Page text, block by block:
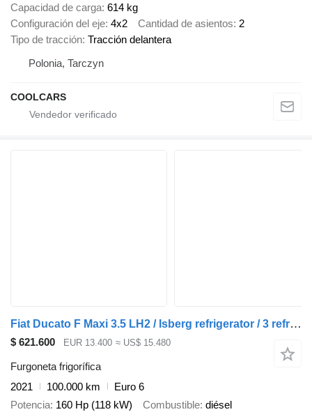
Capacidad de carga 614 kg
Configuración del eje 4x2 Cantidad de asientos 2
Tipo de tracción Tracción delantera
Polonia, Tarczyn
COOLCARS
Fiat Ducato F Maxi 3.5 LH2 / Isberg refrigerator / 3 refrigerated cha
$ 621.600 EUR 13.400 ≈ US$ 15.480
Furgoneta frigorífica
2021
100.000 km
Euro 6
Potencia 160 Hp (118 kW) Combustible diésel